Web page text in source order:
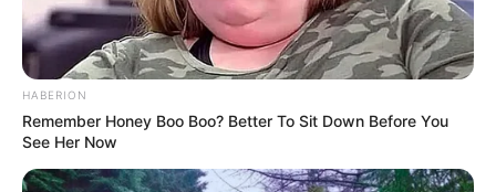
HABERION
Remember Honey Boo Boo? Better To Sit Down Before You
See Her Now